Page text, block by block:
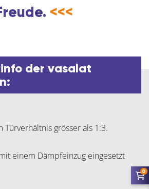
<<<
der vasalat
grösser als 1:3.
einem Dämpfeinzug eingesetzt
0